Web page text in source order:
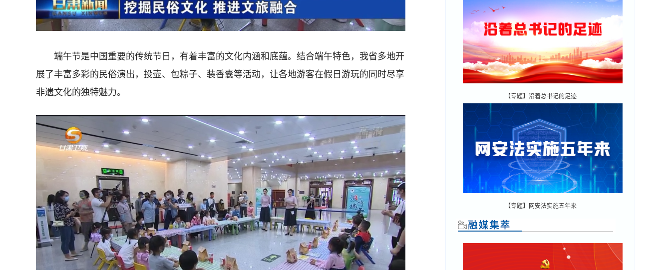
端午节是中国重要的传统节日，有着丰富的文化内涵和底蕴。结合端午特色，我省多地开
展了丰富多彩的民俗演出，投壶、包粽子、装香囊等活动，让各地游客在假日游玩的同时尽享
非遗文化的独特魅力。
【专题】沿着总书记的足迹
【专题】网安法实施五年来